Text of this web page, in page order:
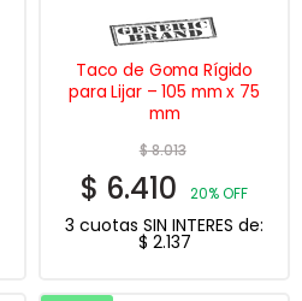
Taco de Goma Rígido
para Lijar – 105 mm x 75
mm
$8.013
$ 6.410 20% OFF
3 cuotas SIN INTERES de:
$ 2.137